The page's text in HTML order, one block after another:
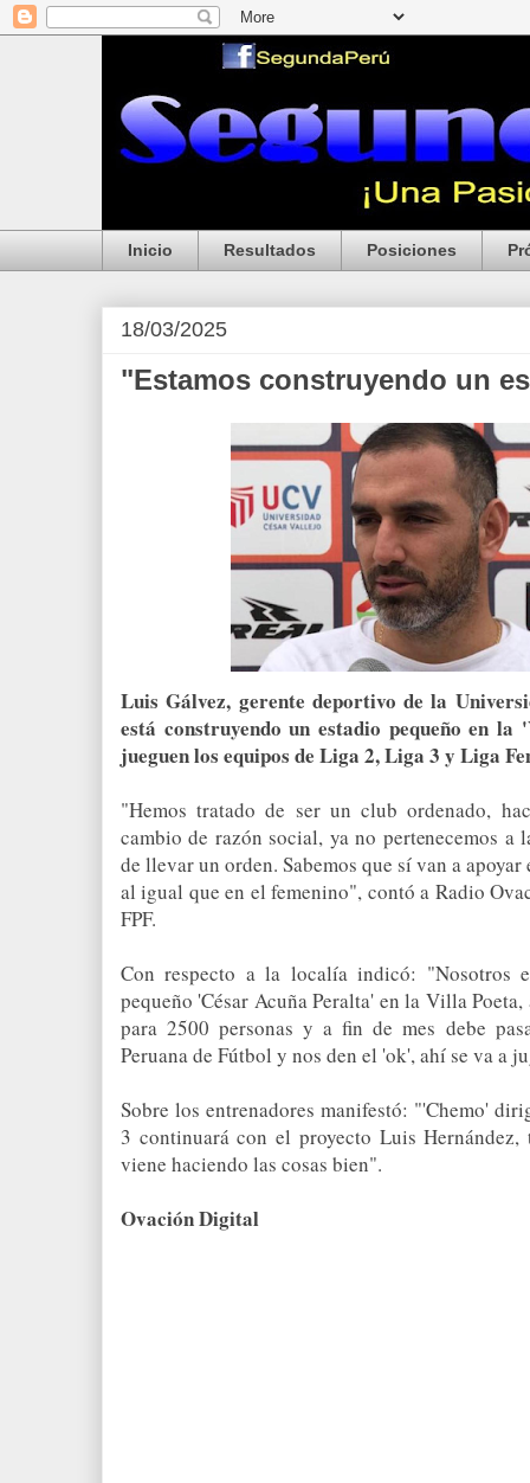
Inicio Resultados Posiciones
18/03/2025
"Estamos construyendo un
Luis Gálvez, gerente deportivo de la
está construyendo un estadio pequeño en
jueguen los equipos de Liga 2, Liga 3 y Liga
"Hemos tratado de ser un club ordenado,
cambio de razón social, ya no pertenecemos a
de llevar un orden. Sabemos que sí van a
al igual que en el femenino", contó a Radio
FPF.
Con respecto a la localía indicó: "Nosotros
pequeño 'César Acuña Peralta' en la Villa
para 2500 personas y a fin de mes debe
Peruana de Fútbol y nos den el 'ok', ahí se va a
Sobre los entrenadores manifestó: "'Chemo'
3 continuará con el proyecto Luis
viene haciendo las cosas bien".
Ovación Digital